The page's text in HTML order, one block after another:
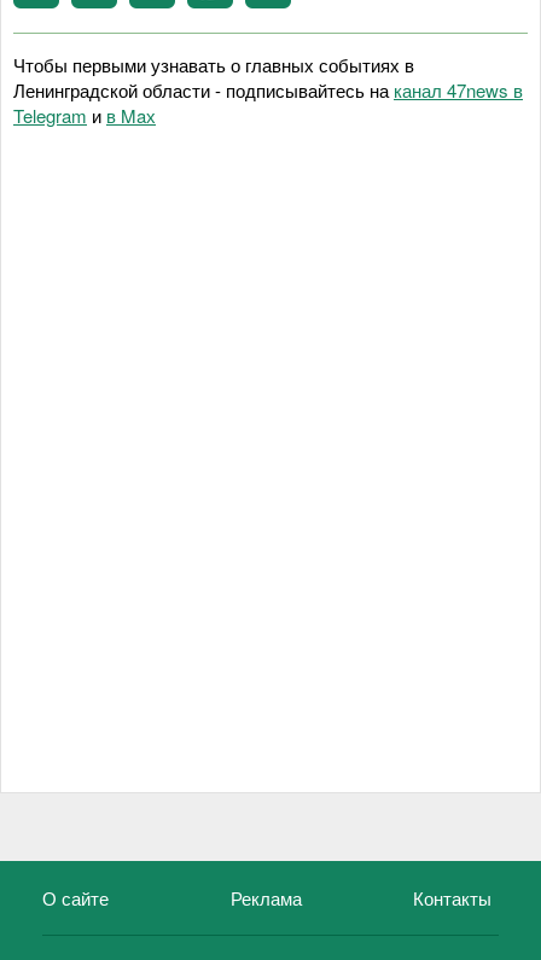
Чтобы первыми узнавать о главных событиях в
Ленинградской области - подписывайтесь на канал 47news в
Telegram и в Maх
О сайте Реклама Контакты